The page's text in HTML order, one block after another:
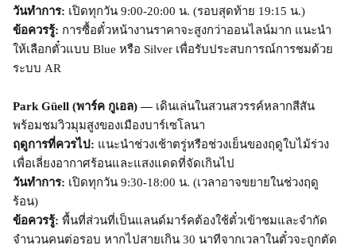
วันทำการ: เปิดทุกวัน 9:00-20:00 น. (รอบสุดท้าย 19:15 น.)
ข้อควรรู้: การซื้อตั๋วหน้างานราคาจะสูงกว่าออนไลน์มาก แนะนำ
ให้เลือกตั๋วแบบ Blue หรือ Silver เพื่อรับประสบการณ์การชมด้วย
ระบบ AR
Park Güell (พาร์ค กูเอล) — เดินเล่นในสวนสวรรค์หลากสีสัน
พร้อมชมวิวมุมสูงของเมืองบาร์เซโลนา
ฤดูการที่ควรไป: แนะนำช่วงเช้าตรู่หรือช่วงเย็นของฤดูใบไม้ร่วง
เพื่อเลี่ยงอากาศร้อนและแสงแดดที่จัดเกินไป
วันทำการ: เปิดทุกวัน 9:30-18:00 น. (เวลาอาจขยายในช่วงฤดู
ร้อน)
ข้อควรรู้: พื้นที่ส่วนที่เป็นแลนด์มาร์คต้องใช้ตั๋วเข้าชมและจำกัด
จำนวนคนต่อรอบ หากไปสายเกิน 30 นาทีจากเวลาในตั๋วจะถูกตัด